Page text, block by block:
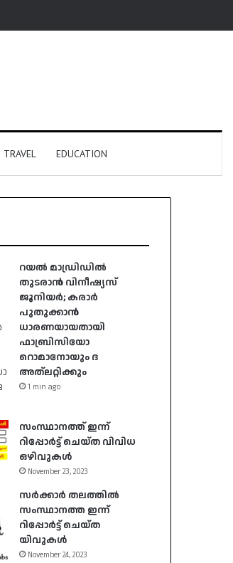
TRAVEL EDUCATION
റയൽ മാഡ്രിഡിൽ
തുടരാൻ വിനീഷ്യസ്
ജൂനിയർ; കരാർ
പുതുക്കാൻ
ധാരണയായതായി
ഫാബ്രിസിയോ
റൊമാനോയും ദ
അത്‌ലറ്റിക്കും
1 min ago
സംസ്ഥാനത്ത് ഇന്ന്
റിപ്പോർട്ട് ചെയ്ത വിവിധ
ഒഴിവുകൾ
November 23, 2023
സർക്കാർ തലത്തിൽ
സംസ്ഥാനത്ത ഇന്ന്
റിപ്പോർട്ട് ചെയ്ത
യിവുകൾ
November 24, 2023